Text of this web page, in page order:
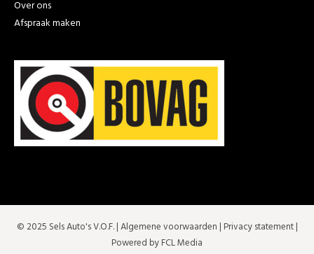
Over ons
Afspraak maken
© 2025 Sels Auto's V.O.F. |Algemene voorwaarden | Privacy statement|
Powered by FCL Media